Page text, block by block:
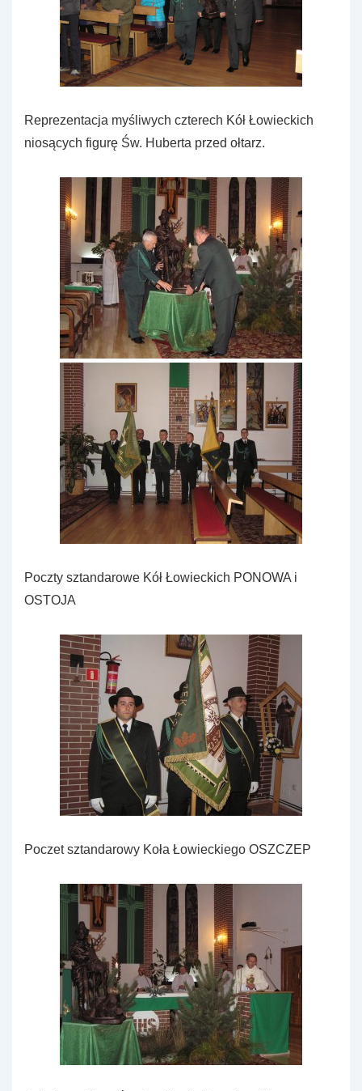
Reprezentacja myśliwych czterech Kół Łowieckich
niosących figurę Św. Huberta przed ołtarz.
Poczty sztandarowe Kół Łowieckich PONOWA i
OSTOJA
Poczet sztandarowy Koła Łowieckiego OSZCZEP